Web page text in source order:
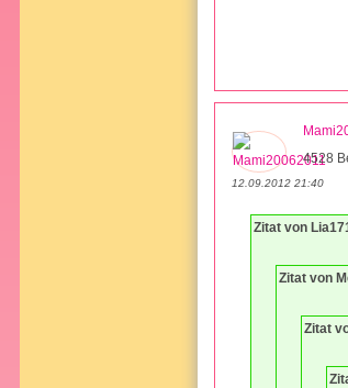
4528
12.09.2012 21:40
Zitat von
Zitat von
Zitat